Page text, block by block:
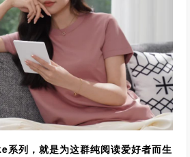
系列，就是为这群纯阅读爱好者而生